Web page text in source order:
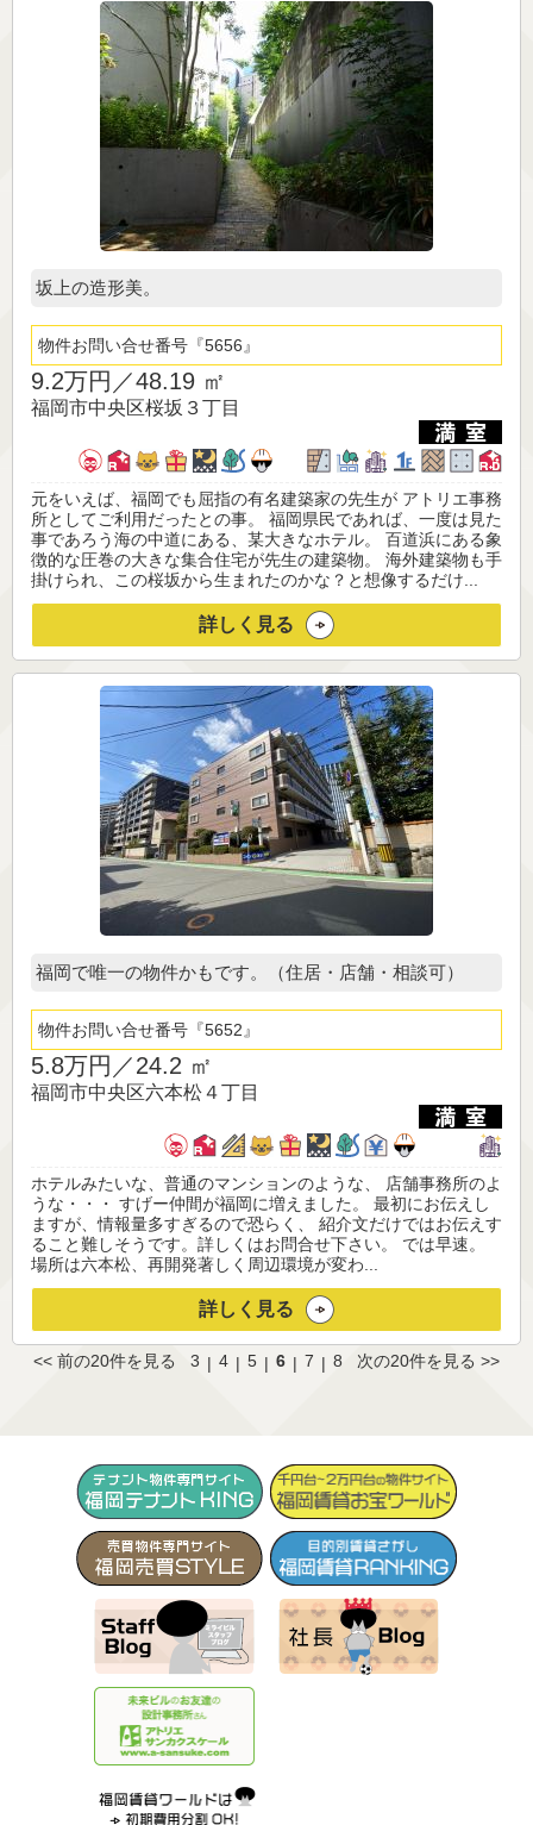
坂上の造形美。
物件お問い合せ番号 5656
9.2万円／48.19 ㎡
福岡市中央区桜坂３丁目
元をいえば、福岡でも屈指の有名建築家の先生が アトリエ事務
所としてご利用だったとの事。 福岡県民であれば、一度は見た
事であろう海の中道にある、某大きなホテル。 百道浜にある象
徴的な圧巻の大きな集合住宅が先生の建築物。 海外建築物も手
掛けられ、この桜坂から生まれたのかな？と想像するだけ...
詳しく見る
福岡で唯一の物件かもです。（住居・店舗・相談可）
物件お問い合せ番号 5652
5.8万円／24.2 ㎡
福岡市中央区六本松４丁目
ホテルみたいな、普通のマンションのような、 店舗事務所のよ
うな・・・ すげー仲間が福岡に増えました。 最初にお伝えし
ますが、情報量多すぎるので恐らく、 紹介文だけではお伝えす
ること難しそうです。詳しくはお問合せ下さい。 では早速。
場所は六本松、再開発著しく周辺環境が変わ...
詳しく見る
<< 前の20件を見る 3 | 4 | 5 | 6 | 7 | 8 次の20件を見る >>